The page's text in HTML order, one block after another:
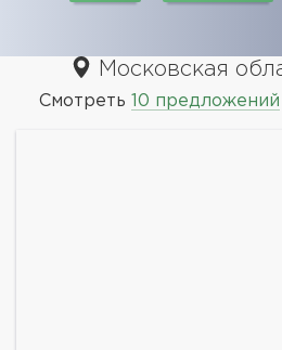
Московская
Смотреть 10 предложений